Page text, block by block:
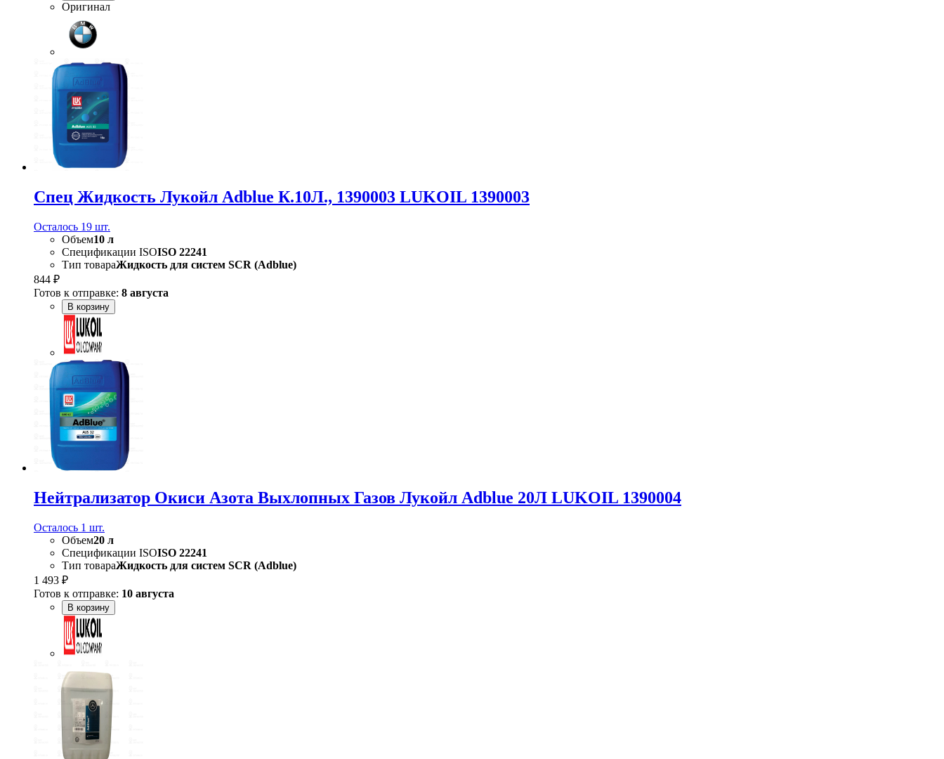
Оригинал
Спец Жидкость Лукойл Adblue К.10Л., 1390003 LUKOIL 1390003
Осталось 19 шт.
Объем10 л
Спецификации ISOISO 22241
Тип товараЖидкость для систем SCR (Adblue)
844 ₽
Готов к отправке: 8 августа
В корзину
Нейтрализатор Окиси Азота Выхлопных Газов Лукойл Adblue 20Л LUKOIL 1390004
Осталось 1 шт.
Объем20 л
Спецификации ISOISO 22241
Тип товараЖидкость для систем SCR (Adblue)
1 493 ₽
Готов к отправке: 10 августа
В корзину